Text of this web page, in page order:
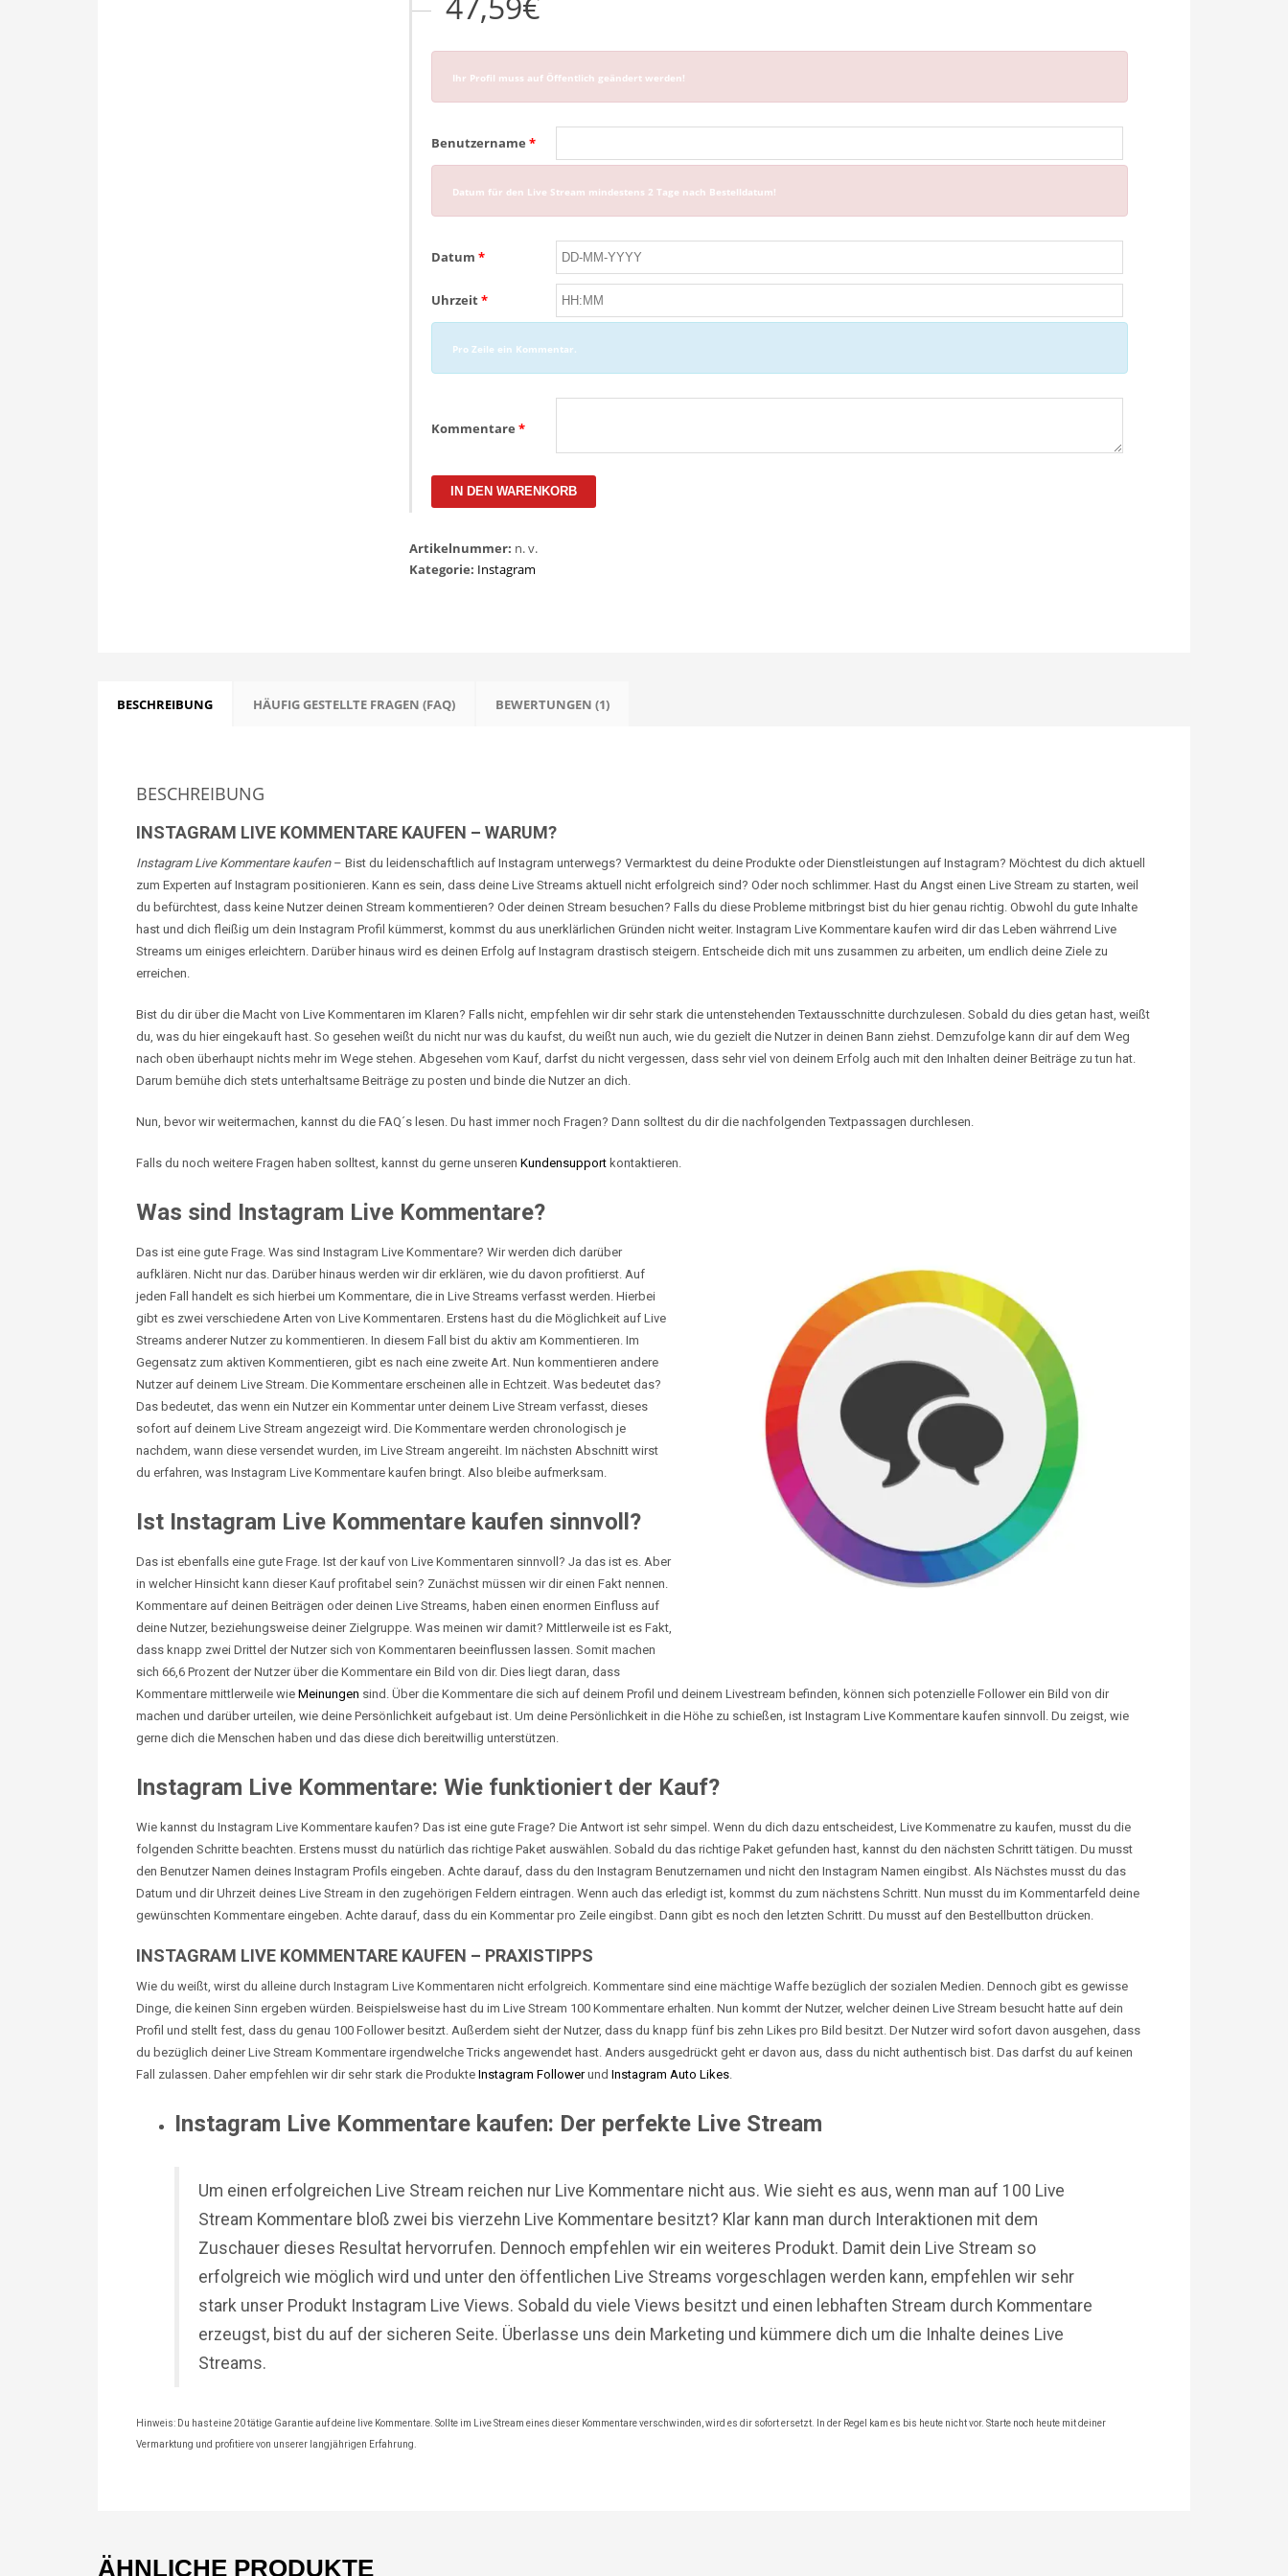
Ihr Profil muss auf Öffentlich geändert werden!
Benutzername *
Datum für den Live Stream mindestens 2 Tage nach Bestelldatum!
Datum *
Uhrzeit*
Pro Zeile ein Kommentar.
Kommentare *
IN DEN WARENKORB
Artikelnummer: n. v.
Kategorie: Instagram
BESCHREIBUNG HÄUFIG GESTELLTE FRAGEN (FAQ) BEWERTUNGEN (1)
BESCHREIBUNG
INSTAGRAM LIVE KOMMENTARE KAUFEN – WARUM?
Instagram Live Kommentare kaufen– Bist du leidenschaftlich auf Instagram unterwegs? Vermarktest du deine Produkte oder Dienstleistungen auf Instagram? Möchtest du dich aktuell
zum Experten auf Instagram positionieren. Kann es sein, dass deine Live Streams aktuell nicht erfolgreich sind? Oder noch schlimmer. Hast du Angst einen Live Stream zu starten, weil
du befürchtest, dass keine Nutzer deinen Stream kommentieren? Oder deinen Stream besuchen? Falls du diese Probleme mitbringst bist du hier genau richtig. Obwohl du gute Inhalte
hast und dich fleißig um dein Instagram Profil kümmerst, kommst du aus unerklärlichen Gründen nicht weiter. Instagram Live Kommentare kaufen wird dir das Leben währrend Live
Streams um einiges erleichtern. Darüber hinaus wird es deinen Erfolg auf Instagram drastisch steigern. Entscheide dich mit uns zusammen zu arbeiten, um endlich deine Ziele zu
erreichen.
Bist du dir über die Macht von Live Kommentaren im Klaren? Falls nicht, empfehlen wir dir sehr stark die untenstehenden Textausschnitte durchzulesen. Sobald du dies getan hast, weißt
du, was du hier eingekauft hast. So gesehen weißt du nicht nur was du kaufst, du weißt nun auch, wie du gezielt die Nutzer in deinen Bann ziehst. Demzufolge kann dir auf dem Weg
nach oben überhaupt nichts mehr im Wege stehen. Abgesehen vom Kauf, darfst du nicht vergessen, dass sehr viel von deinem Erfolg auch mit den Inhalten deiner Beiträge zu tun hat.
Darum bemühe dich stets unterhaltsame Beiträge zu posten und binde die Nutzer an dich.
Nun, bevor wir weitermachen, kannst du die FAQ´s lesen. Du hast immer noch Fragen? Dann solltest du dir die nachfolgenden Textpassagen durchlesen.
Falls du noch weitere Fragen haben solltest, kannst du gerne unseren Kundensupport kontaktieren.
Was sind Instagram Live Kommentare?
Das ist eine gute Frage. Was sind Instagram Live Kommentare? Wir werden dich darüber
aufklären. Nicht nur das. Darüber hinaus werden wir dir erklären, wie du davon profitierst. Auf
jeden Fall handelt es sich hierbei um Kommentare, die in Live Streams verfasst werden. Hierbei
gibt es zwei verschiedene Arten von Live Kommentaren. Erstens hast du die Möglichkeit auf Live
Streams anderer Nutzer zu kommentieren. In diesem Fall bist du aktiv am Kommentieren. Im
Gegensatz zum aktiven Kommentieren, gibt es nach eine zweite Art. Nun kommentieren andere
Nutzer auf deinem Live Stream. Die Kommentare erscheinen alle in Echtzeit. Was bedeutet das?
Das bedeutet, das wenn ein Nutzer ein Kommentar unter deinem Live Stream verfasst, dieses
sofort auf deinem Live Stream angezeigt wird. Die Kommentare werden chronologisch je
nachdem, wann diese versendet wurden, im Live Stream angereiht. Im nächsten Abschnitt wirst
du erfahren, was Instagram Live Kommentare kaufen bringt. Also bleibe aufmerksam.
Ist Instagram Live Kommentare kaufen sinnvoll?
Das ist ebenfalls eine gute Frage. Ist der kauf von Live Kommentaren sinnvoll? Ja das ist es. Aber
in welcher Hinsicht kann dieser Kauf profitabel sein? Zunächst müssen wir dir einen Fakt nennen.
Kommentare auf deinen Beiträgen oder deinen Live Streams, haben einen enormen Einfluss auf
deine Nutzer, beziehungsweise deiner Zielgruppe. Was meinen wir damit? Mittlerweile ist es Fakt,
dass knapp zwei Drittel der Nutzer sich von Kommentaren beeinflussen lassen. Somit machen
sich 66,6 Prozent der Nutzer über die Kommentare ein Bild von dir. Dies liegt daran, dass
Kommentare mittlerweile wie Meinungen sind. Über die Kommentare die sich auf deinem Profil und deinem Livestream befinden, können sich potenzielle Follower ein Bild von dir
machen und darüber urteilen, wie deine Persönlichkeit aufgebaut ist. Um deine Persönlichkeit in die Höhe zu schießen, ist Instagram Live Kommentare kaufen sinnvoll. Du zeigst, wie
gerne dich die Menschen haben und das diese dich bereitwillig unterstützen.
Instagram Live Kommentare: Wie funktioniert der Kauf?
Wie kannst du Instagram Live Kommentare kaufen? Das ist eine gute Frage? Die Antwort ist sehr simpel. Wenn du dich dazu entscheidest, Live Kommenatre zu kaufen, musst du die
folgenden Schritte beachten. Erstens musst du natürlich das richtige Paket auswählen. Sobald du das richtige Paket gefunden hast, kannst du den nächsten Schritt tätigen. Du musst
den Benutzer Namen deines Instagram Profils eingeben. Achte darauf, dass du den Instagram Benutzernamen und nicht den Instagram Namen eingibst. Als Nächstes musst du das
Datum und dir Uhrzeit deines Live Stream in den zugehörigen Feldern eintragen. Wenn auch das erledigt ist, kommst du zum nächstens Schritt. Nun musst du im Kommentarfeld deine
gewünschten Kommentare eingeben. Achte darauf, dass du ein Kommentar pro Zeile eingibst. Dann gibt es noch den letzten Schritt. Du musst auf den Bestellbutton drücken.
INSTAGRAM LIVE KOMMENTARE KAUFEN – PRAXISTIPPS
Wie du weißt, wirst du alleine durch Instagram Live Kommentaren nicht erfolgreich. Kommentare sind eine mächtige Waffe bezüglich der sozialen Medien. Dennoch gibt es gewisse
Dinge, die keinen Sinn ergeben würden. Beispielsweise hast du im Live Stream 100 Kommentare erhalten. Nun kommt der Nutzer, welcher deinen Live Stream besucht hatte auf dein
Profil und stellt fest, dass du genau 100 Follower besitzt. Außerdem sieht der Nutzer, dass du knapp fünf bis zehn Likes pro Bild besitzt. Der Nutzer wird sofort davon ausgehen, dass
du bezüglich deiner Live Stream Kommentare irgendwelche Tricks angewendet hast. Anders ausgedrückt geht er davon aus, dass du nicht authentisch bist. Das darfst du auf keinen
Fall zulassen. Daher empfehlen wir dir sehr stark die Produkte Instagram Followerund Instagram Auto Likes.
Instagram Live Kommentare kaufen: Der perfekte Live Stream
Um einen erfolgreichen Live Stream reichen nur Live Kommentare nicht aus. Wie sieht es aus, wenn man auf 100 Live
Stream Kommentare bloß zwei bis vierzehn Live Kommentare besitzt? Klar kann man durch Interaktionen mit dem
Zuschauer dieses Resultat hervorrufen. Dennoch empfehlen wir ein weiteres Produkt. Damit dein Live Stream so
erfolgreich wie möglich wird und unter den öffentlichen Live Streams vorgeschlagen werden kann, empfehlen wir sehr
stark unser Produkt Instagram Live Views. Sobald du viele Views besitzt und einen lebhaften Stream durch Kommentare
erzeugst, bist du auf der sicheren Seite. Überlasse uns dein Marketing und kümmere dich um die Inhalte deines Live
Streams.
Hinweis: Du hast eine 20 tätige Garantie auf deine live Kommentare. Sollte im Live Stream eines dieser Kommentare verschwinden, wird es dir sofort ersetzt. In der Regel kam es bis heute nicht vor. Starte noch heute mit deiner
Vermarktung und profitiere von unserer langjährigen Erfahrung.
ÄHNLICHE PRODUKTE